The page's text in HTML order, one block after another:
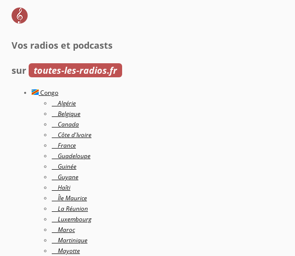
Vos radios et podcasts
sur toutes-les-radios.fr
Congo
Algérie
Belgique
Canada
Côte d'Ivoire
France
Guadeloupe
Guinée
Guyane
Haîti
Île Maurice
La Réunion
Luxembourg
Maroc
Martinique
Mayotte